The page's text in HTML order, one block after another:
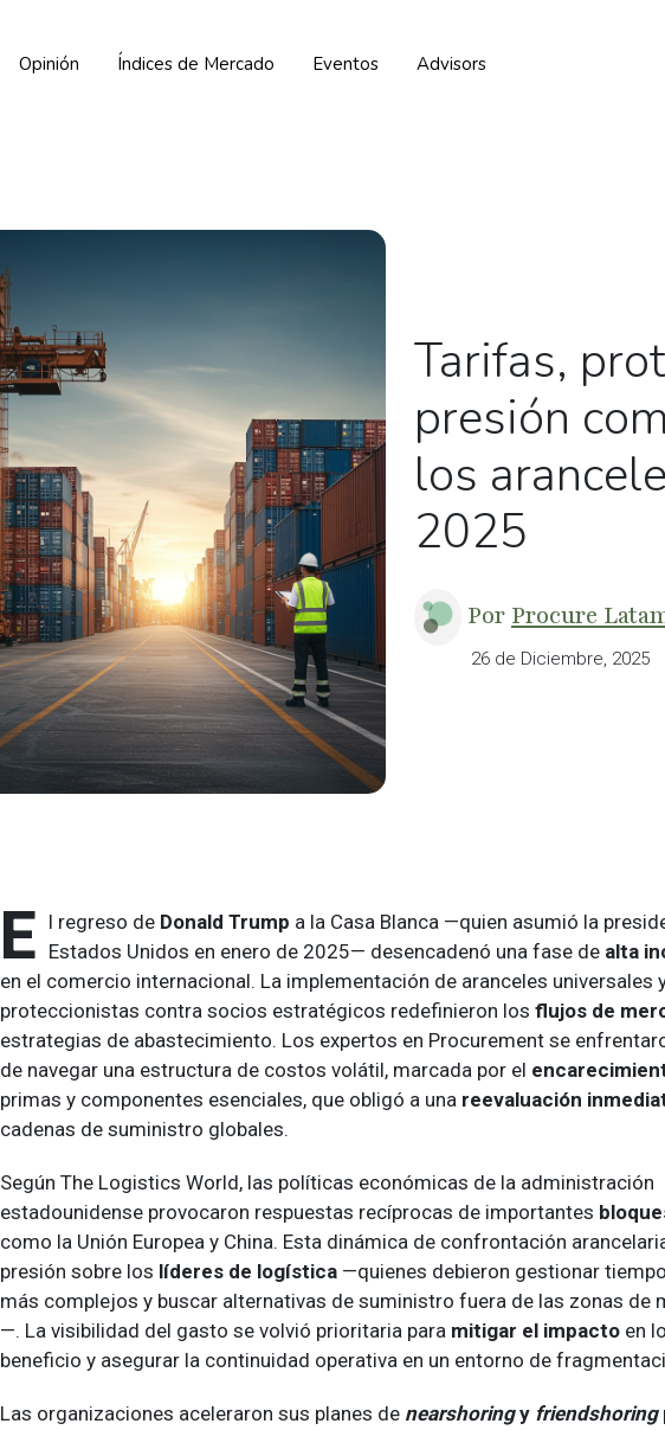
Opinión Índices de Mercado Eventos Advisors
Tarifas,
presión
los
2025
Por Procure
26 de Diciembre, 2025
E l regreso de Donald Trump a la Casa Blanca —quien asumió la
Estados Unidos en enero de 2025— desencadenó una fase de alta
en el comercio internacional. La implementación de aranceles universales
proteccionistas contra socios estratégicos redefinieron los flujos de
estrategias de abastecimiento. Los expertos en Procurement se
de navegar una estructura de costos volátil, marcada por el
primas y componentes esenciales, que obligó a una reevaluación
cadenas de suministro globales.
Según The Logistics World, las políticas económicas de la administración
estadounidense provocaron respuestas recíprocas de importantes
como la Unión Europea y China. Esta dinámica de confrontación
presión sobre los líderes de logística —quienes debieron gestionar
más complejos y buscar alternativas de suministro fuera de las zonas de
—. La visibilidad del gasto se volvió prioritaria para mitigar el impacto en
beneficio y asegurar la continuidad operativa en un entorno de
Las organizaciones aceleraron sus planes de nearshoringy friendshoring